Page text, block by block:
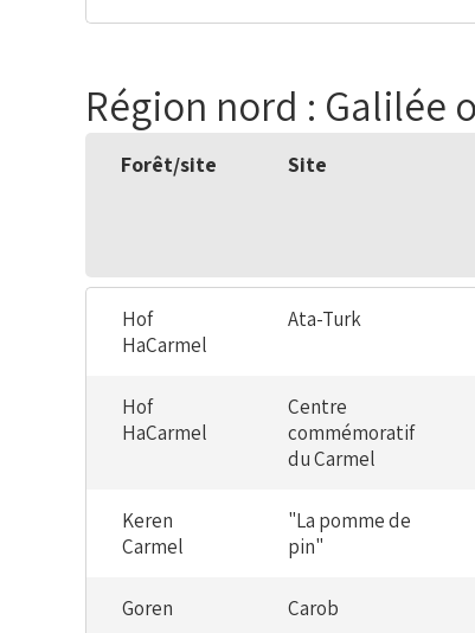
Région nord : Galilée
Forêt/site Site
Hof
HaCarmel
Ata-Turk
Hof
HaCarmel
Centre
commémoratif
du Carmel
Keren
Carmel
"La pomme de
pin"
Goren Carob